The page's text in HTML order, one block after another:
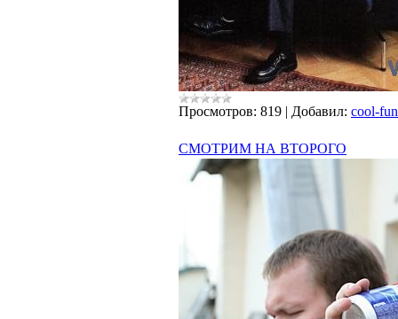
Просмотров: 819 | Добавил: cool-fun
СМОТРИМ НА ВТОРОГО